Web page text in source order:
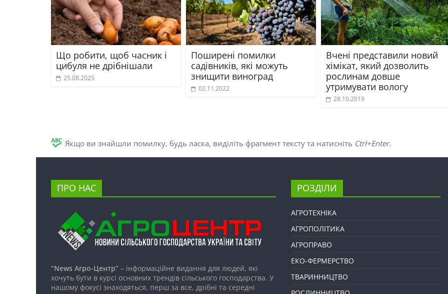
Що робити, щоб часник і
цибуля не дрібнішали
25.08.2025
Поширені помилки
садівників, які можуть
знищити виноград
02.11.2022
Вчені представили новий
хімікат, який дозволить
рослинам довше
утримувати вологу
28.10.2019
Якщо ви знайшли помилку, будь ласка, виділіть фрагмент тексту та натисніть Ctrl+Enter.
ПРО НАС
“News Агро-Центр” – інформаційне видання для людей, які
хочуть бути в курсі основних трендів сільського господарства. У
нашому фокусі знаходяться, перш за все, дрібні та середні
РОЗДІЛИ
АГРОТЕХНІКА
АГРОПОЛІТИКА
АГРОПРАВО
ЕКО-ФЕРМЕРСТВО
ТВАРИННИЦТВО